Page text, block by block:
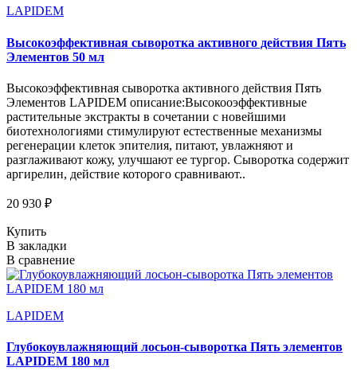
LAPIDEM
Высокоэффективная сыворотка активного действия Пять
Элементов 50 мл
Высокоэффективная сыворотка активного действия Пять
Элементов LAPIDEM описание:Высокооэффективные
растительные экстракты в сочетании с новейшими
биотехнологиями стимулируют естественные механизмы
регенерации клеток эпителия, питают, увлажняют и
разглаживают кожу, улучшают ее тургор. Сыворотка содержит
аргирелин, действие которого сравнивают..
20 930 ₽
Купить
В закладки
В сравнение
LAPIDEM
Глубокоувлажняющий лосьон-сыворотка Пять элементов
LAPIDEM 180 мл